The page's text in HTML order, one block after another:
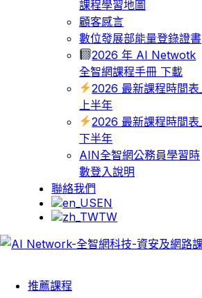
課程學習地圖
顧客感言
數位發展部能量登錄證書
2026 年 AI Netwotk
全智網課程手冊 下載
2026 最新課程時間表_
上半年
2026 最新課程時間表_
下半年
AIN全智網公務員學習時
數登入說明
聯絡我們
EN
TW
推薦課程